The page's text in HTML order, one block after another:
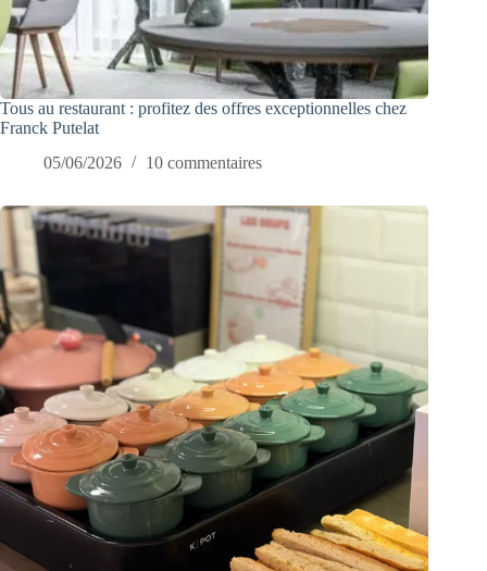
Tous au restaurant : profitez des offres exceptionnelles chez
Franck Putelat
05/06/2026
10 commentaires